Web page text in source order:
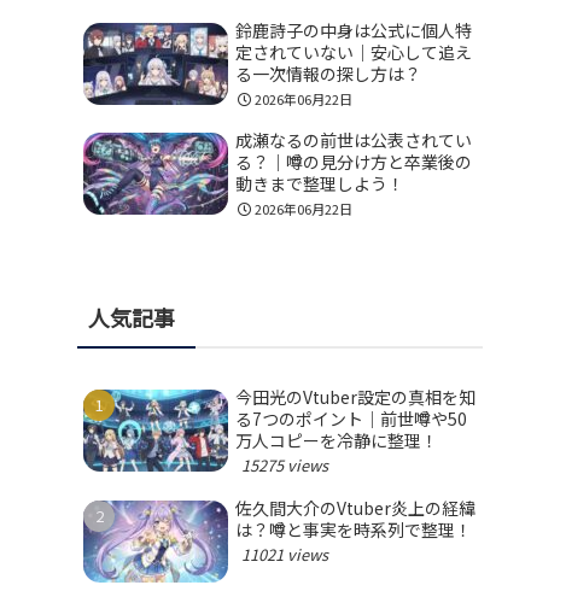
鈴鹿詩子の中身は公式に個人特
定されていない｜安心して追え
る一次情報の探し方は？
2026年06月22日
成瀬なるの前世は公表されてい
る？｜噂の見分け方と卒業後の
動きまで整理しよう！
2026年06月22日
人気記事
今田光のVtuber設定の真相を知
る7つのポイント｜前世噂や50
万人コピーを冷静に整理！
15275 views
佐久間大介のVtuber炎上の経緯
は？噂と事実を時系列で整理！
11021 views